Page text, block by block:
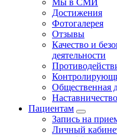
Мы в СМИ
Достижения
Фотогалерея
Отзывы
Качество и
деятельности
Общественная
Наставничество
Пациентам
Запись на
Личный